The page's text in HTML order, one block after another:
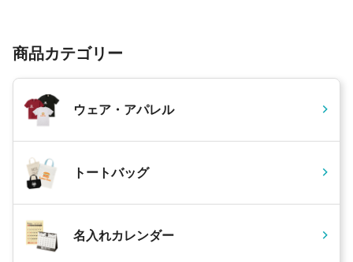
商品カテゴリー
ウェア・アパレル
トートバッグ
名入れカレンダー